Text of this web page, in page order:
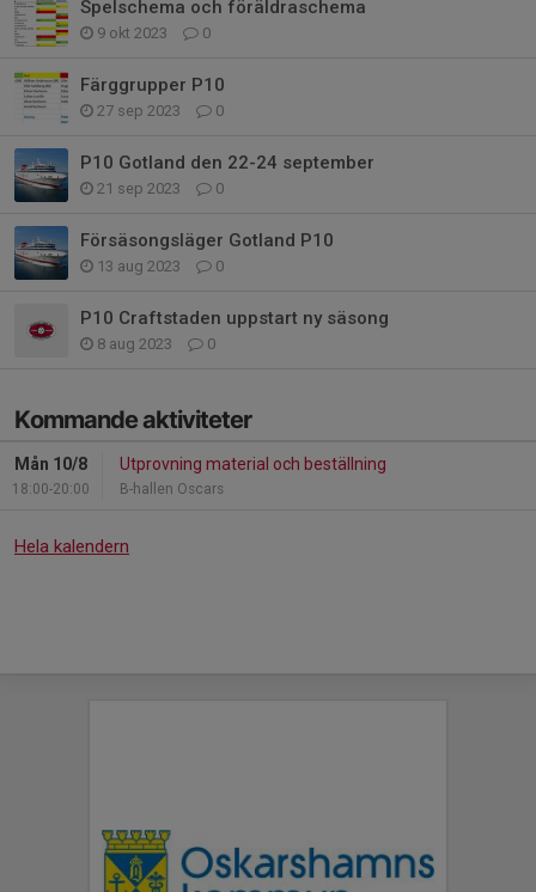
Spelschema och föräldraschema
9 okt 2023 0
Färggrupper P10
27 sep 2023 0
P10 Gotland den 22-24 september
21 sep 2023 0
Försäsongsläger Gotland P10
13 aug 2023 0
P10 Craftstaden uppstart ny säsong
8 aug 2023 0
Kommande aktiviteter
Mån 10/8
18:00-20:00
Utprovning material och beställning
B-hallen Oscars
Hela kalendern